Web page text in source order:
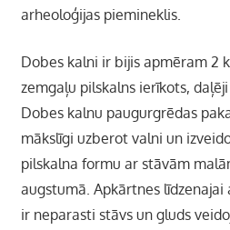
arheoloģijas piemineklis.
Dobes kalni ir bijis apmēram 2
zemgaļu pilskalns ierīkots,
Dobes kalnu paugurgrēdas
mākslīgi uzberot valni un
pilskalna formu ar stāvām
augstumā. Apkārtnes līdzenajai
ir neparasti stāvs un gluds